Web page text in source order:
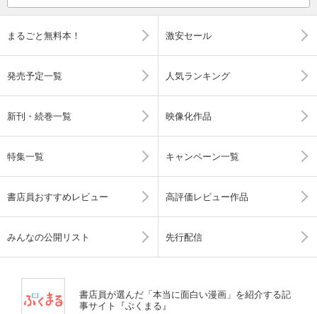
まるごと無料本！ 激安セール
発売予定一覧 人気ランキング
新刊・続巻一覧 映像化作品
特集一覧 キャンペーン一覧
書店員おすすめレビュー 高評価レビュー作品
みんなの公開リスト 先行配信
書店員が選んだ「本当に面白い漫画」を紹介する記
事サイト『ぶくまる』